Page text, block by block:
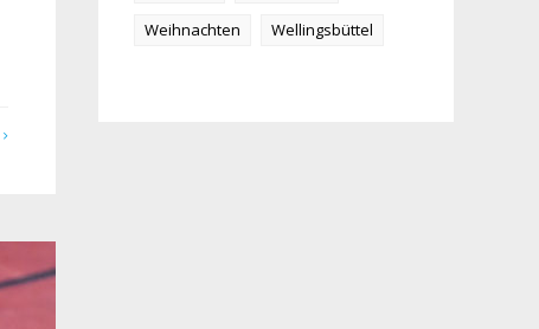
Weihnachten
Wellingsbüttel